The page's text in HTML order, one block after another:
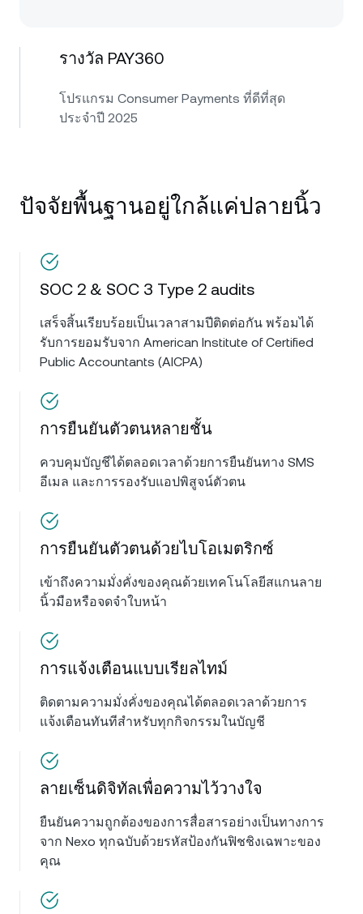
รางวัล PAY360
โปรแกรม Consumer Payments ที่ดีที่สุด
ประจำปี 2025
ปัจจัยพื้นฐานอยู่ใกล้แค่ปลายนิ้ว
SOC 2 & SOC 3 Type 2 audits
เสร็จสิ้นเรียบร้อยเป็นเวลาสามปีติดต่อกัน พร้อมได้
รับการยอมรับจาก American Institute of Certified
Public Accountants (AICPA)
การยืนยันตัวตนหลายชั้น
ควบคุมบัญชีได้ตลอดเวลาด้วยการยืนยันทาง SMS
อีเมล และการรองรับแอปพิสูจน์ตัวตน
การยืนยันตัวตนด้วยไบโอเมตริกซ์
เข้าถึงความมั่งคั่งของคุณด้วยเทคโนโลยีสแกนลาย
นิ้วมือหรือจดจำใบหน้า
การแจ้งเตือนแบบเรียลไทม์
ติดตามความมั่งคั่งของคุณได้ตลอดเวลาด้วยการ
แจ้งเตือนทันทีสำหรับทุกกิจกรรมในบัญชี
ลายเซ็นดิจิทัลเพื่อความไว้วางใจ
ยืนยันความถูกต้องของการสื่อสารอย่างเป็นทางการ
จาก Nexo ทุกฉบับด้วยรหัสป้องกันฟิชชิงเฉพาะของ
คุณ